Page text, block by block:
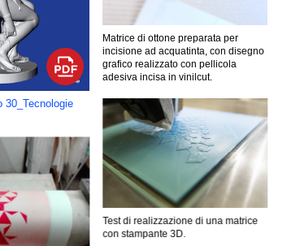
Matrice di ottone preparata per
incisione ad acquatinta, con disegno
grafico realizzato con pellicola
adesiva incisa in vinilcut.
30_Tecnologie
Test di realizzazione di una matrice
con stampante 3D.